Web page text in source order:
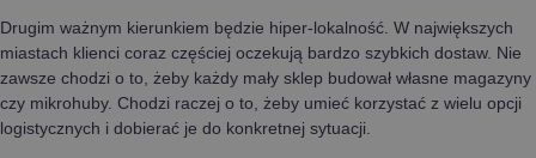
Drugim ważnym kierunkiem będzie hiper-lokalność. W największych
miastach klienci coraz częściej oczekują bardzo szybkich dostaw. Nie
zawsze chodzi o to, żeby każdy mały sklep budował własne magazyny
czy mikrohuby. Chodzi raczej o to, żeby umieć korzystać z wielu opcji
logistycznych i dobierać je do konkretnej sytuacji.